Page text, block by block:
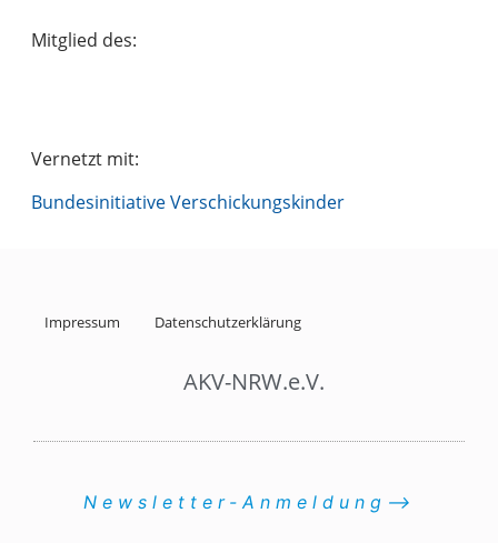
Mitglied des:
Vernetzt mit:
Bundesinitiative Verschickungskinder
Impressum Datenschutzerklärung
AKV-NRW.e.V.
Newsletter-Anmeldung⟶